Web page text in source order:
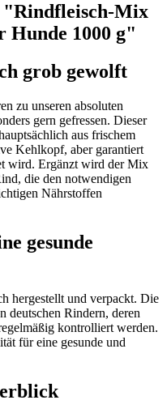
Mix
Hunde 1000 g"
grob gewolft
zu unseren absoluten
gern gefressen. Dieser
aus frischem
Kehlkopf, aber garantiert
wird. Ergänzt wird der Mix
die den notwendigen
Nährstoffen
gesunde
hergestellt und verpackt. Die
deutschen Rindern, deren
kontrolliert werden.
für eine gesunde und